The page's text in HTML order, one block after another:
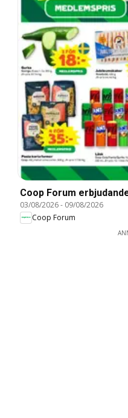
Coop Forum
03/08/2026- 09/08/2026
Coop Forum